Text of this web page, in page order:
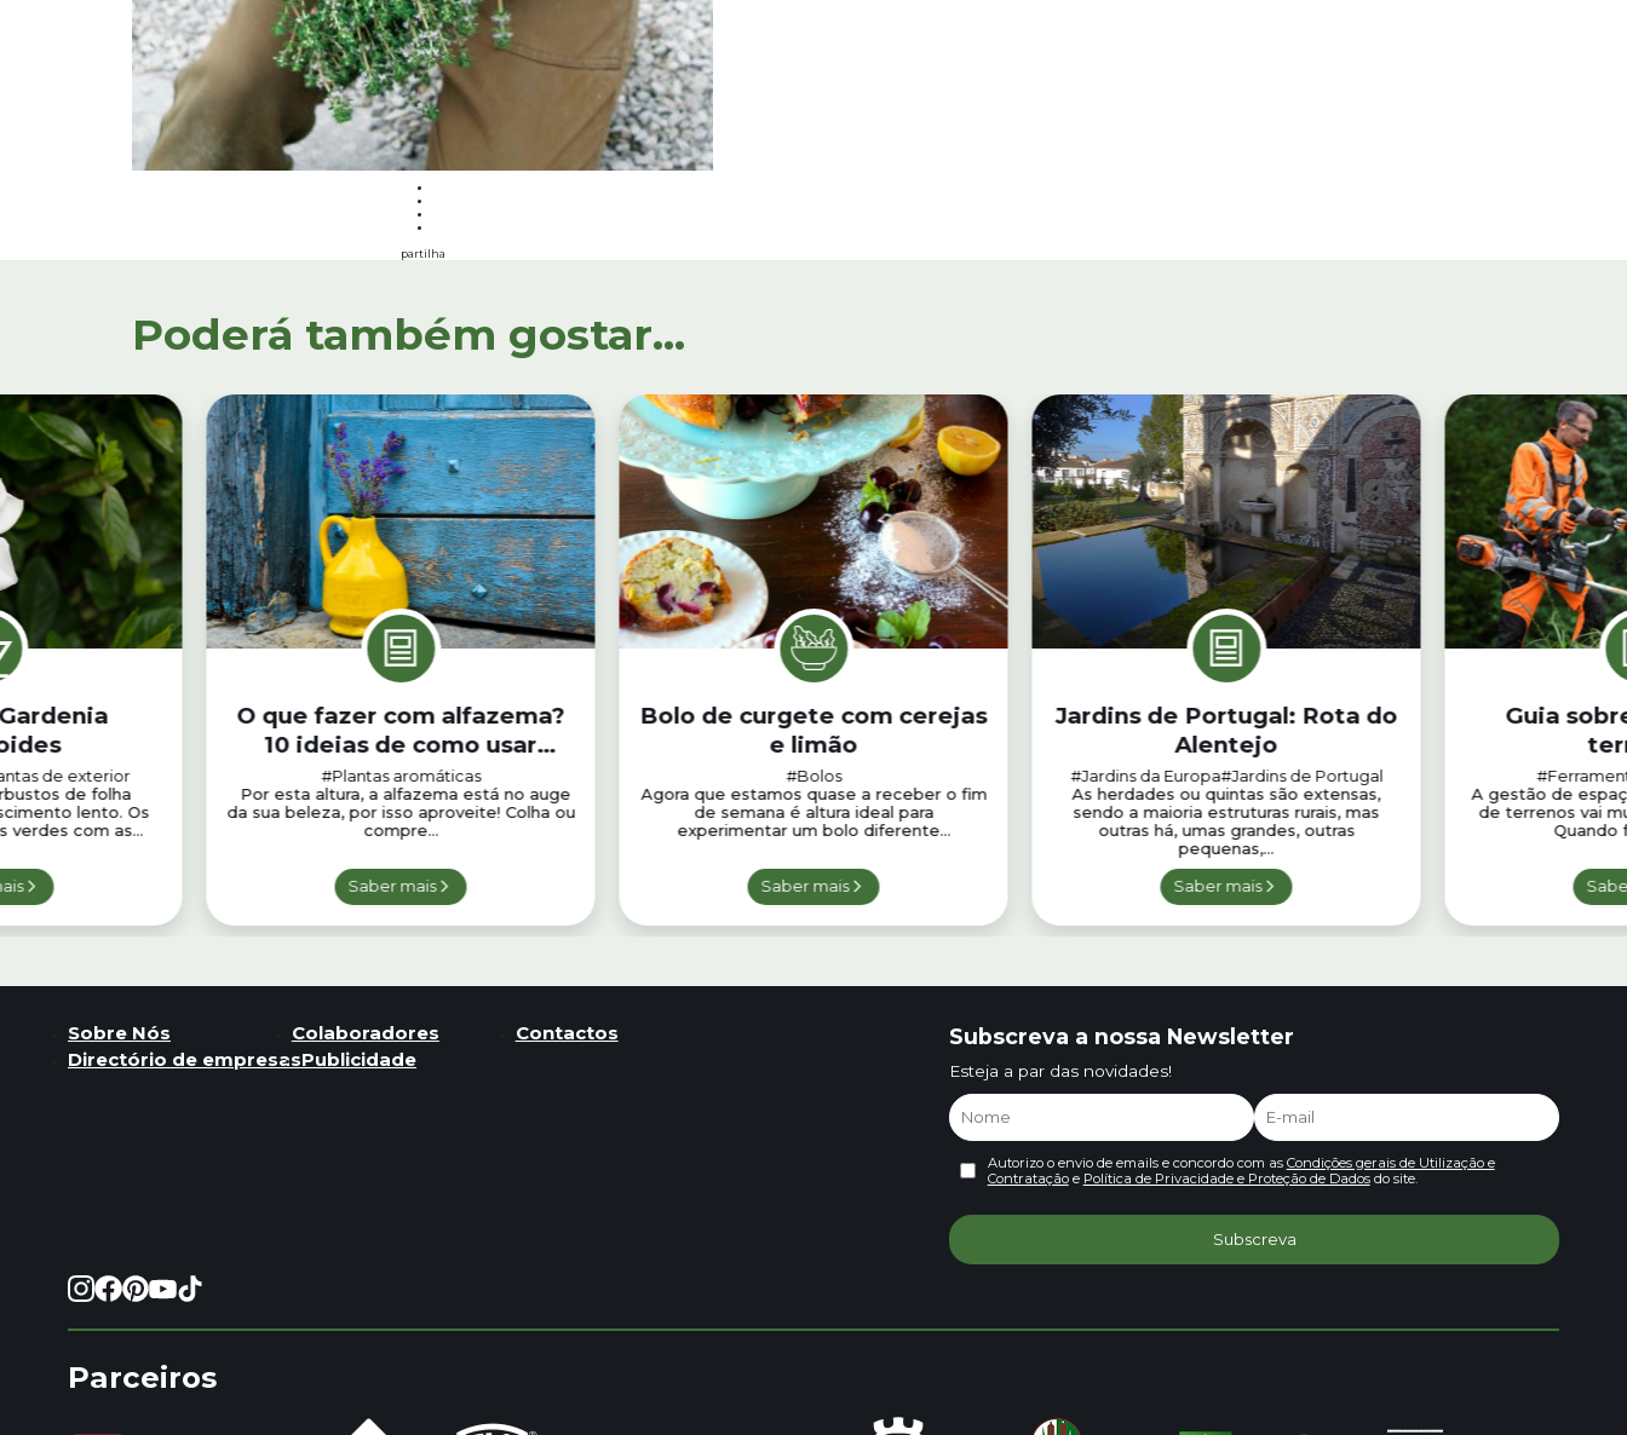
partilha
Poderá também gostar...
de exterior
de folha
lento. Os
verdes com as...
O que fazer com alfazema?
10 ideias de como usar
alfazema
#Plantas aromáticas
Por esta altura, a alfazema está no auge
da sua beleza, por isso aproveite! Colha ou
compre...
Saber mais
Bolo de curgete com cerejas
e limão
#Bolos
Agora que estamos quase a receber o fim
de semana é altura ideal para
experimentar um bolo diferente...
Saber mais
Jardins de Portugal: Rota do
Alentejo
#Jardins da Europa#Jardins de Portugal
As herdades ou quintas são extensas,
sendo a maioria estruturas rurais, mas
outras há, umas grandes, outras
pequenas,...
Saber mais
Guia
A gestão de
de terrenos vai
Quando
Sobre Nós Colaboradores
Contactos
Directório de empresasPublicidade
Subscreva a nossa Newsletter
Esteja a par das novidades!
Autorizo o envio de emails e concordo com as Condições gerais de Utilização e
Contrataçãoe Política de Privacidade e Proteção de Dadosdo site.
Parceiros